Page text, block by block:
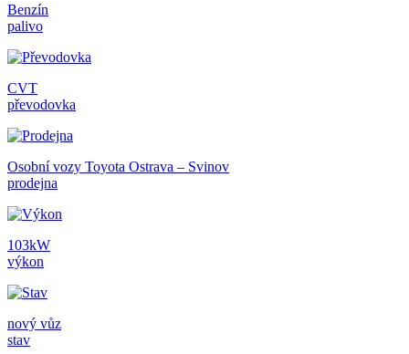
Benzín
palivo
CVT
převodovka
Osobní vozy Toyota Ostrava – Svinov
prodejna
103kW
výkon
nový vůz
stav